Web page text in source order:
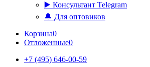
▶️ Консультант Telegram
🔔 Для оптовиков
Корзина0
Отложенные0
+7 (495) 646-00-59